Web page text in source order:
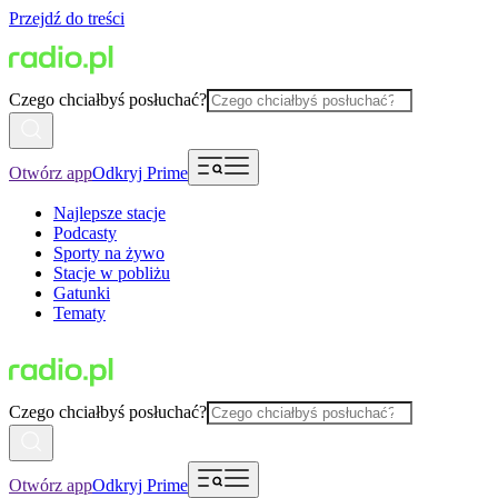
Przejdź do treści
Czego chciałbyś posłuchać?
Otwórz appOdkryj Prime
Najlepsze stacje
Podcasty
Sporty na żywo
Stacje w pobliżu
Gatunki
Tematy
Czego chciałbyś posłuchać?
Otwórz appOdkryj Prime